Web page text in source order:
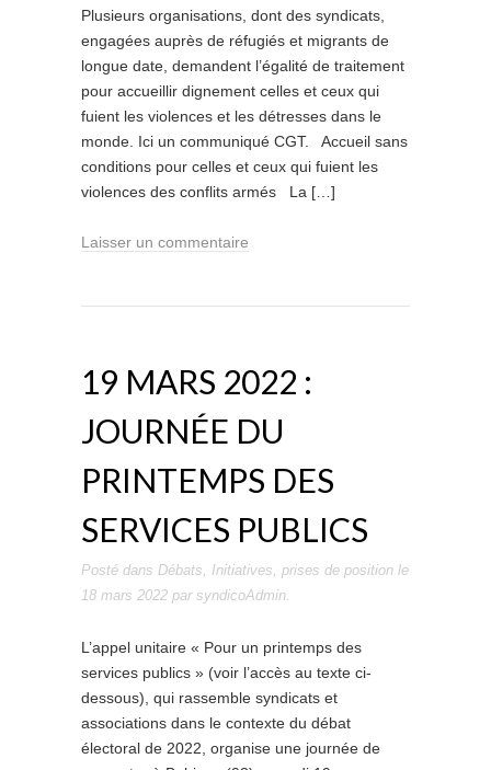
Plusieurs organisations, dont des syndicats,
engagées auprès de réfugiés et migrants de
longue date, demandent l’égalité de traitement
pour accueillir dignement celles et ceux qui
fuient les violences et les détresses dans le
monde. Ici un communiqué CGT. Accueil sans
conditions pour celles et ceux qui fuient les
violences des conflits armés La […]
Laisser un commentaire
19 MARS 2022 :
JOURNÉE DU
PRINTEMPS DES
SERVICES PUBLICS
Posté dans Débats, Initiatives, prises de position le
18 mars 2022 par syndicoAdmin.
L’appel unitaire « Pour un printemps des
services publics » (voir l’accès au texte ci-
dessous), qui rassemble syndicats et
associations dans le contexte du débat
électoral de 2022, organise une journée de